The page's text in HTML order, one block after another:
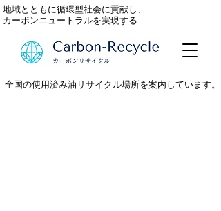
全国の使用済み油リサイクル場所を案内しています。
地域とともに循環型社会に貢献し、
カーボンニュートラルを実現する